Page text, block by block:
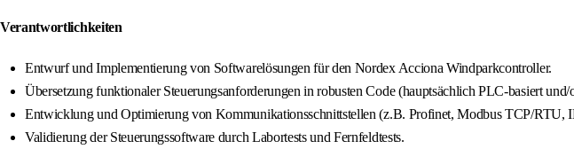
Verantwortlichkeiten
Entwurf und Implementierung von Softwarelösungen für den Nordex Acciona Windparkcontroller.
Übersetzung funktionaler Steuerungsanforderungen in robusten Code (hauptsächlich PLC-basiert
Entwicklung und Optimierung von Kommunikationsschnittstellen (z.B. Profinet, Modbus TCP/RTU,
Validierung der Steuerungssoftware durch Labortests und Fernfeldtests.